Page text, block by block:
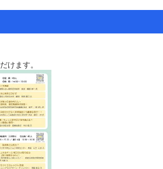
けます。